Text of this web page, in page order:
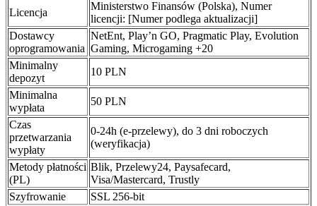
Licencja
Ministerstwo Finansów (Polska), Numer
licencji: [Numer podlega aktualizacji]
Dostawcy
oprogramowania
NetEnt, Play’n GO, Pragmatic Play, Evolution
Gaming, Microgaming +20
Minimalny
depozyt
10 PLN
Minimalna
wypłata
50 PLN
Czas
przetwarzania
wypłaty
0-24h (e-przelewy), do 3 dni roboczych
(weryfikacja)
Metody płatności
(PL)
Blik, Przelewy24, Paysafecard,
Visa/Mastercard, Trustly
Szyfrowanie
SSL 256-bit